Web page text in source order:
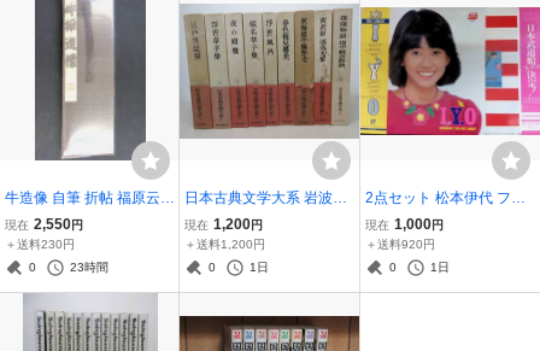
牛造像 自筆 折帖 福原云外
書道 楷書 北魏 龍門二十品
造像記 臨書 高知 JB260
7B-017
現在 2,550円
＋送料230円
0
23時間
日本古典文学大系 岩波書
店 9冊セット落窪物語 堤
中納言物語黄表紙 洒落本
東海道中膝栗毛春色梅兒
現在 1,200円
＋送料1,200円
0
1日
2点セット 松本伊代 ファ
ーストコンサート 武道館
コンサート パンフレット
1982年 YL070-003
現在 1,000円
＋送料920円
0
1日